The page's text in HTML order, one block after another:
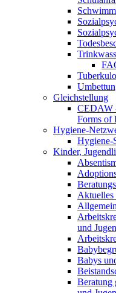
Gleichstellung
CEDAW
Forms of
Hygiene-
Hygiene-
Kinder,
Aktuelles
und
Babys
Beratung